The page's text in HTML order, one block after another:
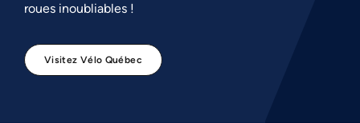
roues inoubliables !
Visitez Vélo Québec